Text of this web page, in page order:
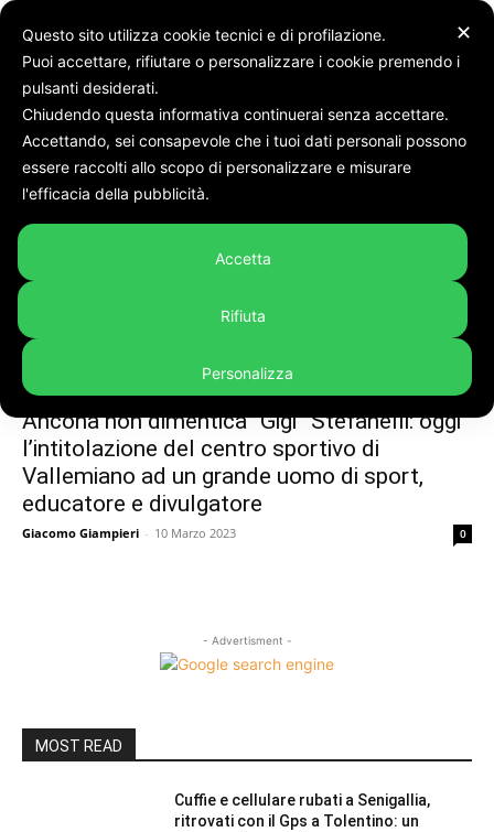
Tags Gigi stefanelli
Tag:gigi stefanelli
Ancona non dimentica “Gigi” Stefanelli: oggi
l’intitolazione del centro sportivo di
Vallemiano ad un grande uomo di sport,
educatore e divulgatore
Giacomo Giampieri - 10 Marzo 2023 0
- Advertisment -
MOST READ
Cuffie e cellulare rubati a Senigallia,
ritrovati con il Gps a Tolentino: un
✕
Questo sito utilizza cookie tecnici e di profilazione.
Puoi accettare, rifiutare o personalizzare i cookie premendo i
pulsanti desiderati.
Chiudendo questa informativa continuerai senza accettare.
Accettando, sei consapevole che i tuoi dati personali possono
essere raccolti allo scopo di personalizzare e misurare
l'efficacia della pubblicità.
Accetta
Rifiuta
Personalizza